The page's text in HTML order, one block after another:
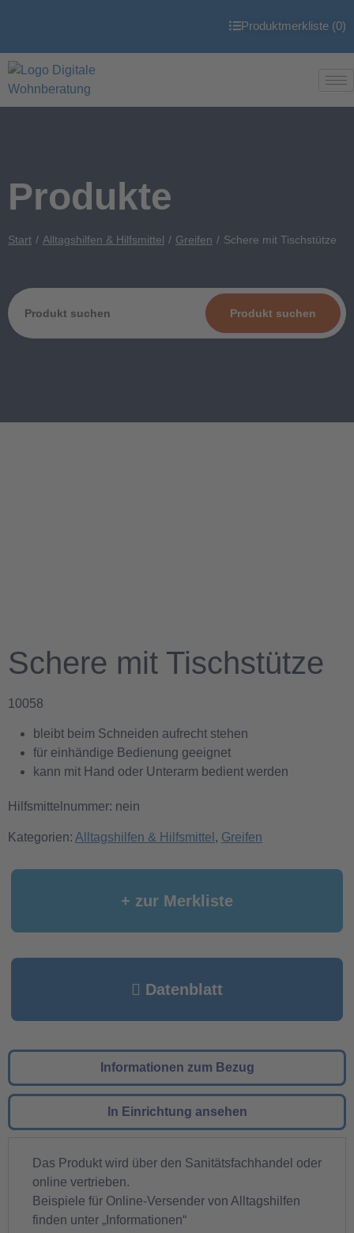
Produktmerkliste (0)
Produkte
Start Alltagshilfen & Hilfsmittel Greifen Schere mit Tischstütze
Produkt suchen
Schere mit Tischstütze
10058
bleibt beim Schneiden aufrecht stehen
für einhändige Bedienung geeignet
kann mit Hand oder Unterarm bedient werden
Hilfsmittelnummer: nein
Kategorien: Alltagshilfen & Hilfsmittel , Greifen
+ zur Merkliste
Datenblatt
Informationen zum Bezug
In Einrichtung ansehen
Das Produkt wird über den Sanitätsfachhandel oder
online vertrieben.
Beispiele für Online-Versender von Alltagshilfen
finden unter „Informationen“